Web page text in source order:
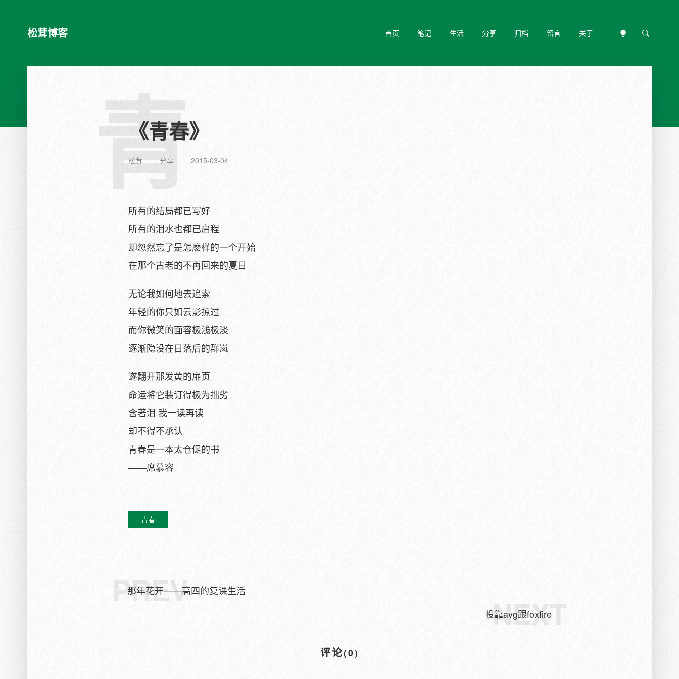
松茸博客 首页 笔记 生活 分享 归档 留言 关于
青
《青春》
松茸 分享 2015-03-04
所有的结局都已写好
所有的泪水也都已启程
却忽然忘了是怎麽样的一个开始
在那个古老的不再回来的夏日
无论我如何地去追索
年轻的你只如云影掠过
而你微笑的面容极浅极淡
逐渐隐没在日落后的群岚
遂翻开那发黄的扉页
命运将它装订得极为拙劣
含著泪 我一读再读
却不得不承认
青春是一本太仓促的书
——席慕容
青春
PREV
那年花开——高四的复课生活
NEXT
投靠avg跟foxfire
评论(0)